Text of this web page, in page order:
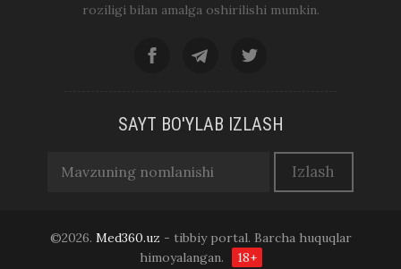
roziligi bilan amalga oshirilishi mumkin.
SAYT BO'YLAB IZLASH
©2026. Med360.uz - tibbiy portal. Barcha huquqlar
himoyalangan.
18+